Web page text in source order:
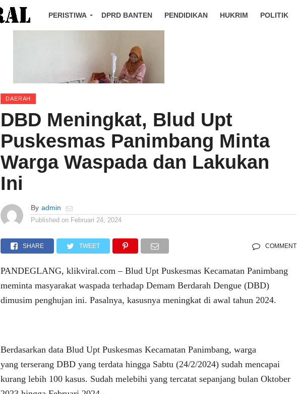
PERISTIWA DPRD BANTEN PENDIDIKAN HUKRIM POLITIK
DAERAH
DBD Meningkat, Blud Upt
Puskesmas Panimbang Minta
Warga Waspada dan Lakukan
Ini
By admin
Published on Februari 24, 2024
SHARE TWEET COMMENT
PANDEGLANG, klikviral.com – Blud Upt Puskesmas Kecamatan Panimbang
meminta masyarakat waspada terhadap Demam Berdarah Dengue (DBD)
dimusim penghujan ini. Pasalnya, kasusnya meningkat di awal tahun 2024.
Berdasarkan data Blud Upt Puskesmas Kecamatan Panimbang, warga
yang terserang DBD yang terdata hingga Sabtu (24/2/2024) sudah mencapai
kurang lebih 100 kasus. Sudah melebihi yang tercatat sepanjang bulan Oktober